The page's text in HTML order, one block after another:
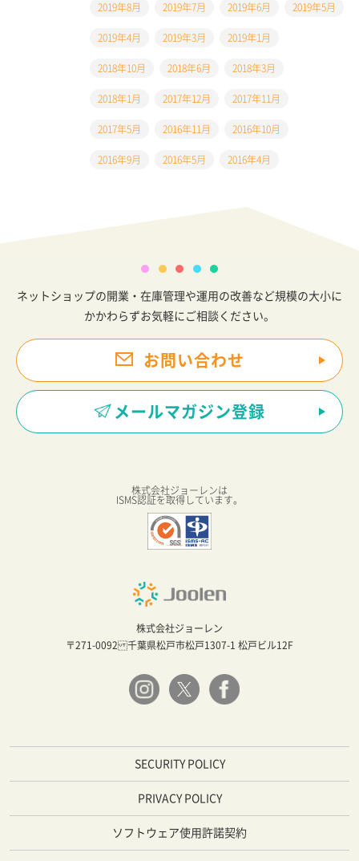
2019年8月 2019年7月 2019年6月 2019年5月
2019年4月 2019年3月 2019年1月
2018年10月 2018年6月 2018年3月
2018年1月 2017年12月 2017年11月
2017年5月 2016年11月 2016年10月
2016年9月 2016年5月 2016年4月
ネットショップの開業・在庫管理や運用の改善など規模の大小に
かかわらずお気軽にご相談ください。
お問い合わせ
メールマガジン登録
株式会社ジョーレンは
ISMS認証を取得しています。
株式会社ジョーレン
〒271-0092 千葉県松戸市松戸1307-1 松戸ビル12F
SECURITY POLICY
PRIVACY POLICY
ソフトウェア使用許諾契約